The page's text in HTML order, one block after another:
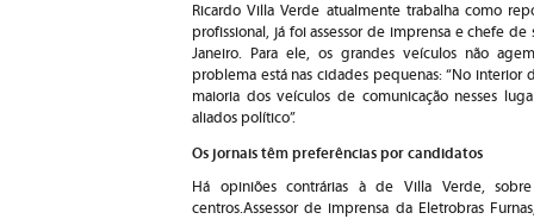
Ricardo Villa Verde atualmente trabalha como
profissional, já foi assessor de imprensa e chefe
Janeiro. Para ele, os grandes veículos não
problema está nas cidades pequenas: “No interior
maioria dos veículos de comunicação nesses
aliados político”.
Os jornais têm preferências por candidatos
Há opiniões contrárias à de Villa Verde,
centros.Assessor de imprensa da Eletrobras